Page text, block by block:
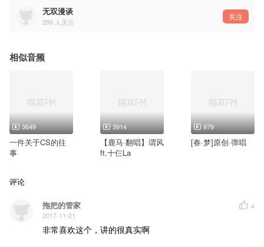
无双漫谈
286 人关注
关注
相似音频
3649
一件关于CS的往
事
3914
【鹿马·翻唱】谓风
ft.十仨La
979
[春·梦]原创·弹唱
评论
拖把的管家
2017-11-21
4
非常喜欢这个，讲的很真实啊